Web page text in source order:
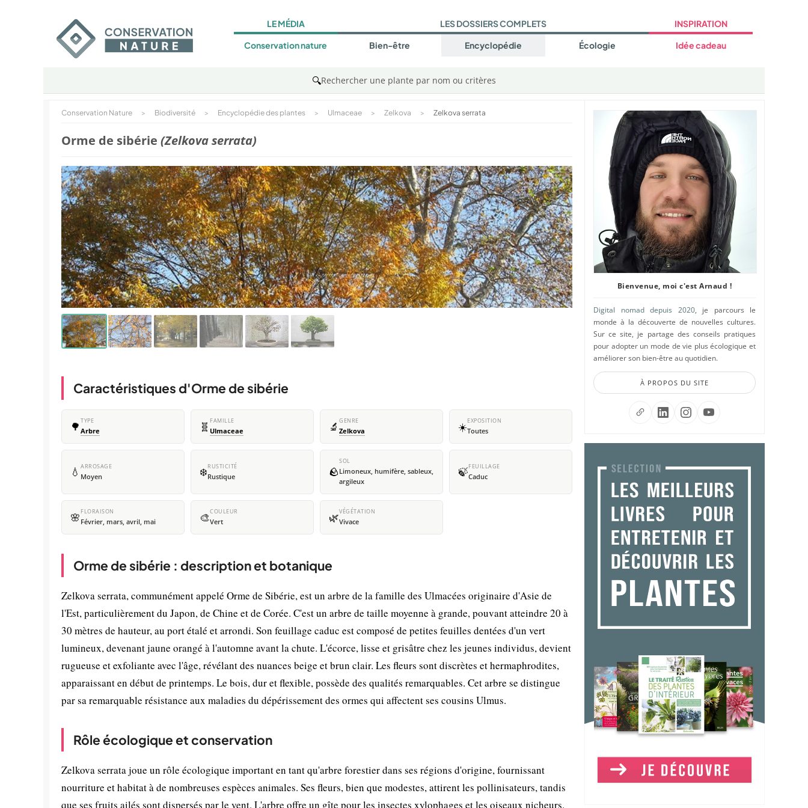
LE MÉDIA
Conservation nature
LES DOSSIERS COMPLETS
Bien-être Encyclopédie Écologie
INSPIRATION
Idée cadeau
🔍Rechercher une plante par nom ou critères
Conservation Nature > Biodiversité > Encyclopédie des plantes > Ulmaceae > Zelkova > Zelkova serrata
Orme de sibérie (Zelkova serrata)
Caractéristiques d'Orme de sibérie
🌳 TYPE
Arbre 🧬 FAMILLE
Ulmaceae 🔬 GENRE
Zelkova ☀️EXPOSITION
Toutes
💧 ARROSAGE
Moyen ❄️RUSTICITÉ
Rustique 🪨
SOL
Limoneux, humifère, sableux,
argileux
🍃FEUILLAGE
Caduc
🌸 FLORAISON
Février, mars, avril, mai 🎨COULEUR
Vert 🌿VÉGÉTATION
Vivace
Orme de sibérie : description et botanique
Zelkova serrata, communément appelé Orme de Sibérie, est un arbre de la famille des Ulmacées originaire d'Asie de
l'Est, particulièrement du Japon, de Chine et de Corée. C'est un arbre de taille moyenne à grande, pouvant atteindre 20 à
30 mètres de hauteur, au port étalé et arrondi. Son feuillage caduc est composé de petites feuilles dentées d'un vert
lumineux, devenant jaune orangé à l'automne avant la chute. L'écorce, lisse et grisâtre chez les jeunes individus, devient
rugueuse et exfoliante avec l'âge, révélant des nuances beige et brun clair. Les fleurs sont discrètes et hermaphrodites,
apparaissant en début de printemps. Le bois, dur et flexible, possède des qualités remarquables. Cet arbre se distingue
par sa remarquable résistance aux maladies du dépérissement des ormes qui affectent ses cousins Ulmus.
Rôle écologique et conservation
Zelkova serrata joue un rôle écologique important en tant qu'arbre forestier dans ses régions d'origine, fournissant
nourriture et habitat à de nombreuses espèces animales. Ses fleurs, bien que modestes, attirent les pollinisateurs, tandis
que ses fruits ailés sont dispersés par le vent. L'arbre offre un gîte pour les insectes xylophages et les oiseaux nicheurs.
Bienvenue, moi c'est Arnaud !
Digital nomad depuis 2020, je parcours le
monde à la découverte de nouvelles cultures.
Sur ce site, je partage des conseils pratiques
pour adopter un mode de vie plus écologique et
améliorer son bien-être au quotidien.
À PROPOS DU SITE